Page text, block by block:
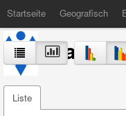
Startseite Geografisch
Stadt
Liste